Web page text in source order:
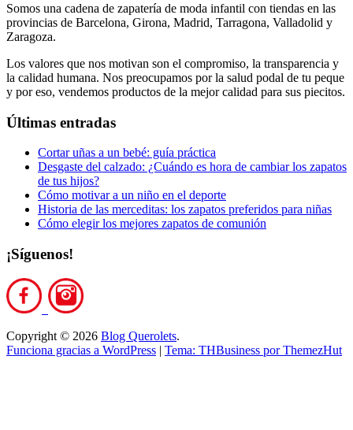
Somos una cadena de zapatería de moda infantil con tiendas en las
provincias de Barcelona, Girona, Madrid, Tarragona, Valladolid y
Zaragoza.
Los valores que nos motivan son el compromiso, la transparencia y
la calidad humana. Nos preocupamos por la salud podal de tu peque
y por eso, vendemos productos de la mejor calidad para sus piecitos.
Últimas entradas
Cortar uñas a un bebé: guía práctica
Desgaste del calzado: ¿Cuándo es hora de cambiar los zapatos
de tus hijos?
Cómo motivar a un niño en el deporte
Historia de las merceditas: los zapatos preferidos para niñas
Cómo elegir los mejores zapatos de comunión
¡Síguenos!
Copyright © 2026 Blog Querolets.
Funciona gracias a WordPress | Tema: THBusiness por ThemezHut